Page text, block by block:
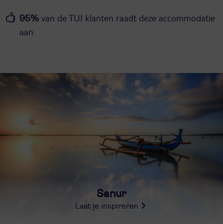
95%van de TUI klanten raadt deze accommodatie
aan
Sanur
Laat je inspireren